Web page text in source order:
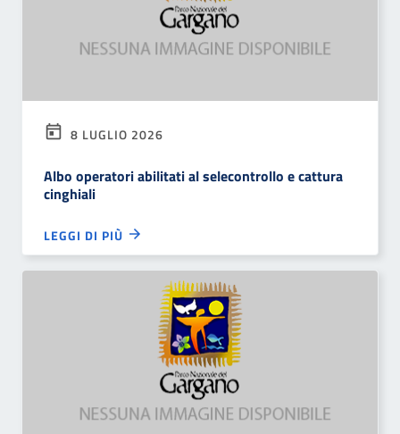
8 LUGLIO 2026
Albo operatori abilitati al selecontrollo e cattura
cinghiali
LEGGI DI PIÙ